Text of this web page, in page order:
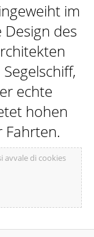
im
Design des
echte
hohen
avvale di cookies